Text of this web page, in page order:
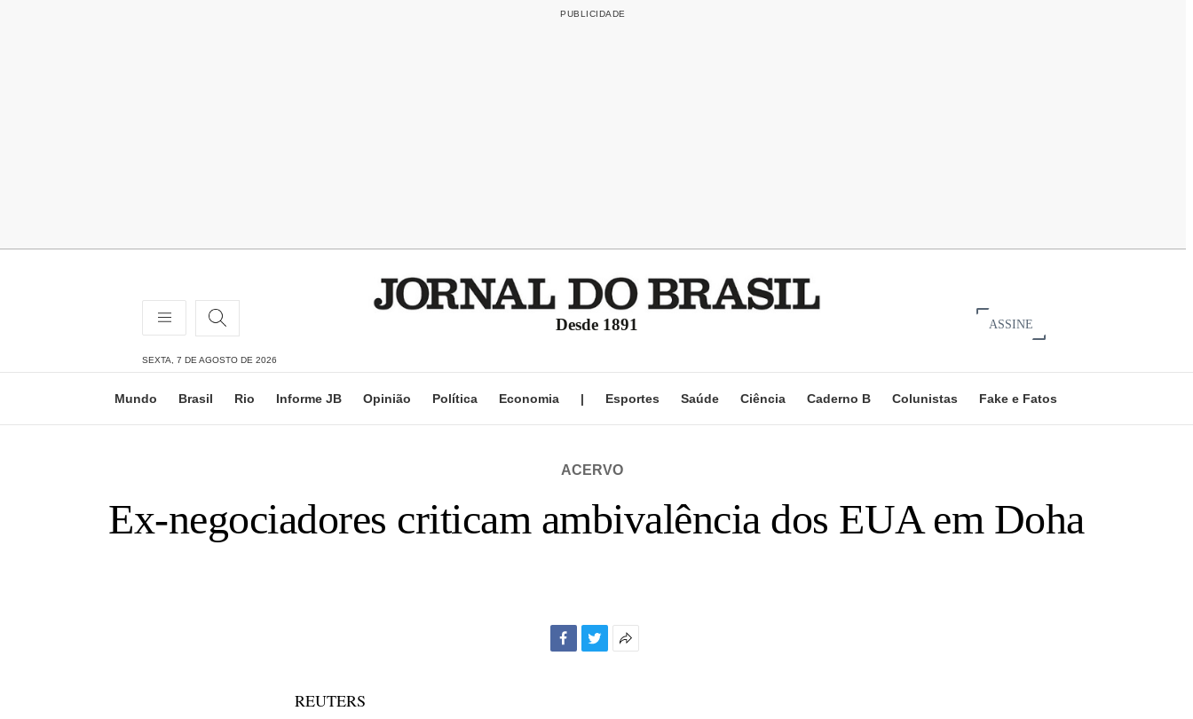
Desde 1891 ASSINE
SEXTA, 7 DE AGOSTO DE 2026
Mundo Brasil Rio Informe JB Opinião Política Economia | Esportes Saúde Ciência Caderno B Colunistas Fake e Fatos
ACERVO
Ex-negociadores criticam ambivalência dos EUA em Doha
REUTERS